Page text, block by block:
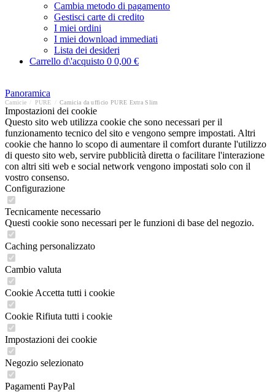
Cambia metodo di pagamento
Gestisci carte di credito
I miei ordini
I miei download immediati
Lista dei desideri
Carrello d\'acquisto 0 0,00 €
Panoramica
Camicie PURE Camicia da ufficio PURE Extra Slim
Impostazioni dei cookie
Questo sito web utilizza cookie che sono necessari per il
funzionamento tecnico del sito e vengono sempre impostati. Altri
cookie che hanno lo scopo di aumentare il comfort durante l'utilizzo
di questo sito web, servire pubblicità diretta o facilitare l'interazione
con altri siti web e social network vengono impostati solo con il
vostro consenso.
Configurazione
Tecnicamente necessario
Questi cookie sono necessari per le funzioni di base del negozio.
Caching personalizzato
Cambio valuta
Cookie Accetta tutti i cookie
Cookie Rifiuta tutti i cookie
Impostazioni dei cookie
Negozio selezionato
Pagamenti PayPal